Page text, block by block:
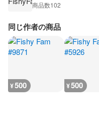
商品数102
同じ作者の商品
¥500 ¥500